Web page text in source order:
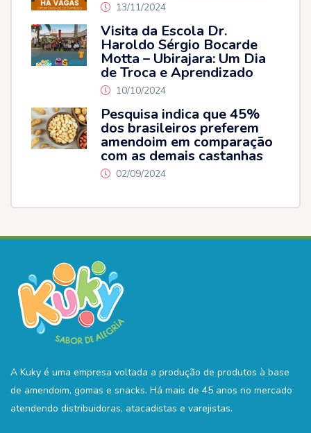
13/11/2024
Visita da Escola Dr.
Haroldo Sérgio Bocarde
Motta – Ubirajara: Um Dia
de Troca e Aprendizado
10/10/2024
Pesquisa indica que 45%
dos brasileiros preferem
amendoim em comparação
com as demais castanhas
02/09/2024
A Kuky é uma empresa voltada a produção de produtos à base
de amendoim, gomas e snacks. Há mais de 45 anos no mercado
atendendo distribuidoras, atacadistas e varejistas.